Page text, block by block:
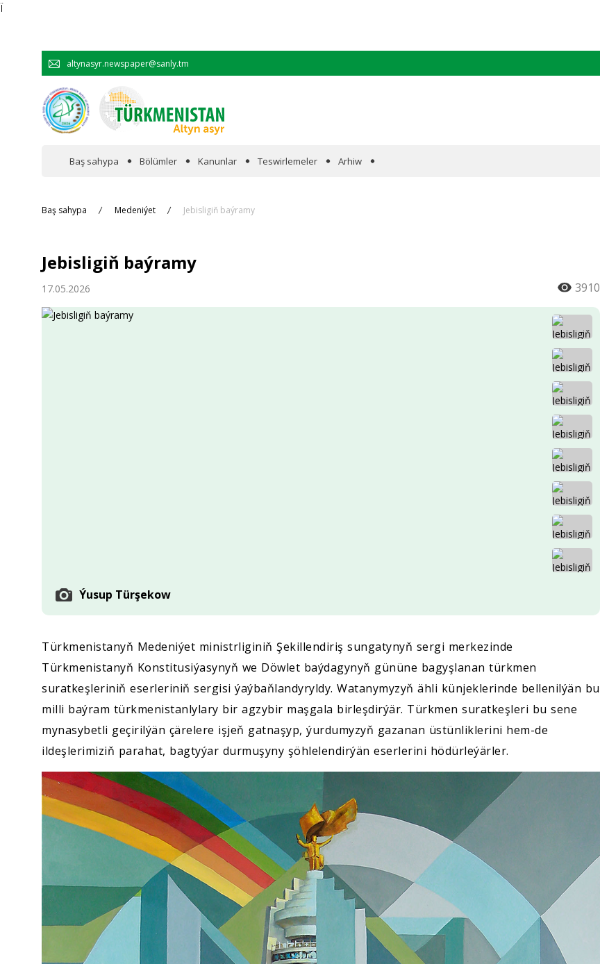
Ï
altynasyr.newspaper@sanly.tm
Baş sahypa Bölümler
Hyzmatdaşlyk
Kanunlar Teswirlemeler Arhiw
Baş sahypa Medeniýet Jebisligiň baýramy
Jebisligiň baýramy
17.05.2026 3910
Ýusup Türşekow
Türkmenistanyň Medeniýet ministrliginiň Şekillendiriş sungatynyň sergi merkezinde
Türkmenistanyň Konstitusiýasynyň we Döwlet baýdagynyň gününe bagyşlanan türkmen
suratkeşleriniň eserleriniň sergisi ýaýbaňlandyryldy. Watanymyzyň ähli künjeklerinde bellenilýän bu
milli baýram türkmenistanlylary bir agzybir maşgala birleşdirýär. Türkmen suratkeşleri bu sene
mynasybetli geçirilýän çärelere işjeň gatnaşyp, ýurdumyzyň gazanan üstünliklerini hem-de
ildeşlerimiziň parahat, bagtyýar durmuşyny şöhlelendirýän eserlerini hödürleýärler.